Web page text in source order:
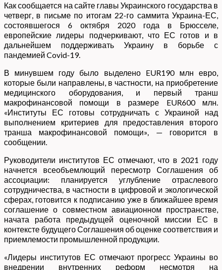
Как сообщается на сайте главы Украинского государства в
четверг, в письме по итогам 22-го саммита Украина-ЕС,
состоявшегося 6 октября 2020 года в Брюсселе,
европейские лидеры подчеркивают, что ЕС готов и в
дальнейшем поддерживать Украину в борьбе с
пандемией Covid-19.
В минувшем году было выделено EUR190 млн евро,
которые были направлены, в частности, на приобретение
медицинского оборудования, и первый транш
макрофинансовой помощи в размере EUR600 млн.
«Институты ЕС готовы сотрудничать с Украиной над
выполнением критериев для предоставления второго
транша макрофинансовой помощи», — говорится в
сообщении.
Руководители институтов ЕС отмечают, что в 2021 году
начнется всеобъемлющий пересмотр Соглашения об
ассоциации: планируется углубление отраслевого
сотрудничества, в частности в цифровой и экологической
сферах, готовится к подписанию уже в ближайшее время
соглашение о совместном авиационном пространстве,
начата работа предыдущей оценочной миссии ЕС в
контексте будущего Соглашения об оценке соответствия и
приемлемости промышленной продукции.
«Лидеры институтов ЕС отмечают прогресс Украины во
внедрении внутренних реформ несмотря на